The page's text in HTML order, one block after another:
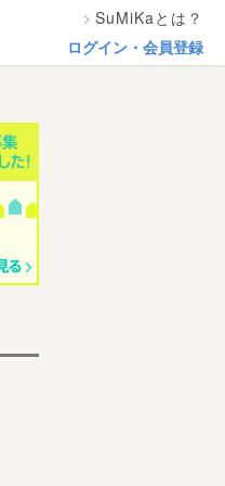
SuMiKaとは？
ログイン・会員登録